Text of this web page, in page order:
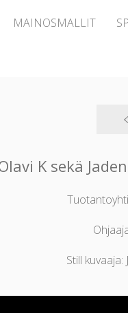
MAINOSMALLIT
K sekä
Still